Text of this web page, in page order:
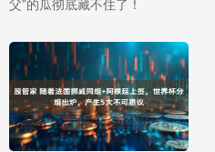
父”的瓜彻底藏不住了！